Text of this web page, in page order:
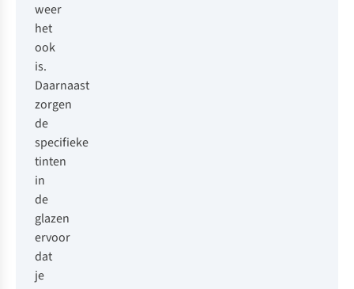
weer
het
ook
is.
Daarnaast
zorgen
de
specifieke
tinten
in
de
glazen
ervoor
dat
je